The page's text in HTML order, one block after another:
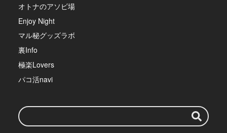
オトナのアソビ場
Enjoy Night
マル秘グッズラボ
裏Info
極楽Lovers
パコ活navi
検
索